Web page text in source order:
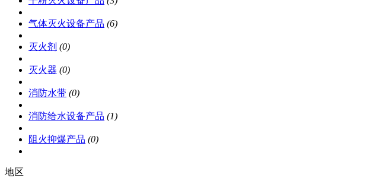
气体灭火设备产品 (6)
灭火剂 (0)
灭火器 (0)
消防水带 (0)
消防给水设备产品 (1)
阻火抑爆产品 (0)
地区